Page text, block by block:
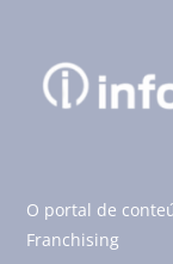
O portal de
Franchising